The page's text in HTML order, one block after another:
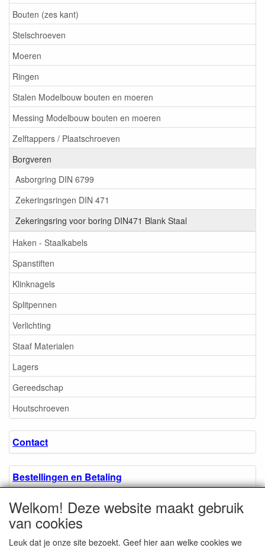
Bouten (zes kant)
Stelschroeven
Moeren
Ringen
Stalen Modelbouw bouten en moeren
Messing Modelbouw bouten en moeren
Zelftappers / Plaatschroeven
Borgveren
Asborgring DIN 6799
Zekeringsringen DIN 471
Zekeringsring voor boring DIN471 Blank Staal
Haken - Staalkabels
Spanstiften
Klinknagels
Splitpennen
Verlichting
Staaf Materialen
Lagers
Gereedschap
Houtschroeven
Contact
Bestellingen en Betaling
Algemene voorwaarden
Over ons.
Welkom! Deze website maakt gebruik
van cookies
Leuk dat je onze site bezoekt. Geef hier aan welke cookies we